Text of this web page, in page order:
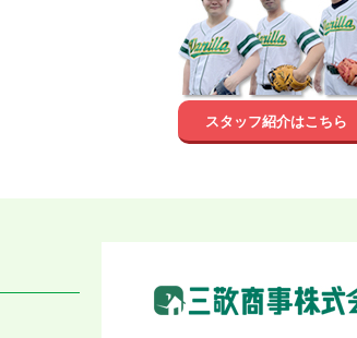
スタッフ紹介はこちら